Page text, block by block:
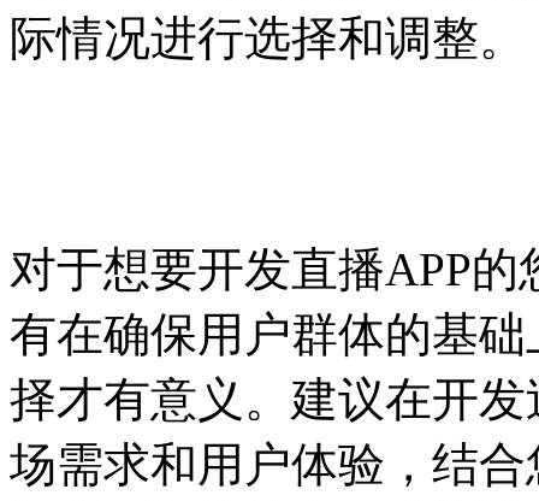
际情况进行选择和调整。
对于想要开发直播APP
有在确保用户群体的基
择才有意义。建议在开
场需求和用户体验，结